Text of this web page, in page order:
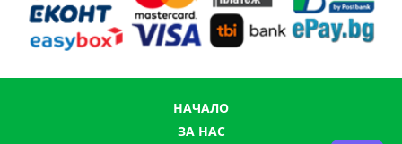
НАЧАЛО
ЗА НАС